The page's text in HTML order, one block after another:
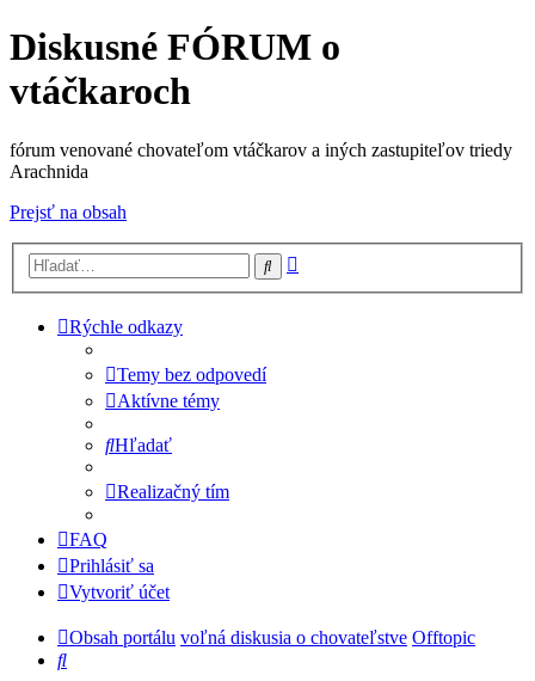
Diskusné FÓRUM o
vtáčkaroch
fórum venované chovateľom vtáčkarov a iných zastupiteľov triedy
Arachnida
Prejsť na obsah
Hľadať
Rýchle odkazy
Temy bez odpovedí
Aktívne témy
Hľadať
Realizačný tím
FAQ
Prihlásiť sa
Vytvoriť účet
Obsah portálu voľná diskusia o chovateľstve Offtopic
Hľadať